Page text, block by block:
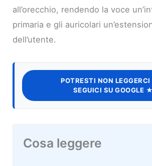
all’orecchio, rendendo la voce
primaria e gli auricolari
dell’utente.
POTRESTI NON LEGGERCI
SEGUICI SU GOOGLE ★
Cosa leggere